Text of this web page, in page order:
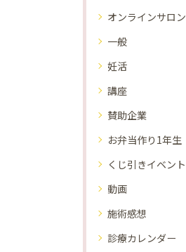
オンラインサロン
一般
妊活
講座
賛助企業
お弁当作り1年生
くじ引きイベント
動画
施術感想
診療カレンダー